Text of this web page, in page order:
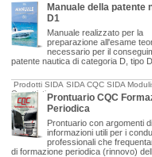
Manuale della patente
D1
Manuale realizzato per la
preparazione all'esame
necessario per il
patente nautica di categoria D, tipo
Prodotti SIDA SIDA CQC SIDA
OggettisticaProntuario CQC
Periodica
Prontuario con argomenti
informazioni utili per i
professionali che
di formazione periodica (rinnovo)